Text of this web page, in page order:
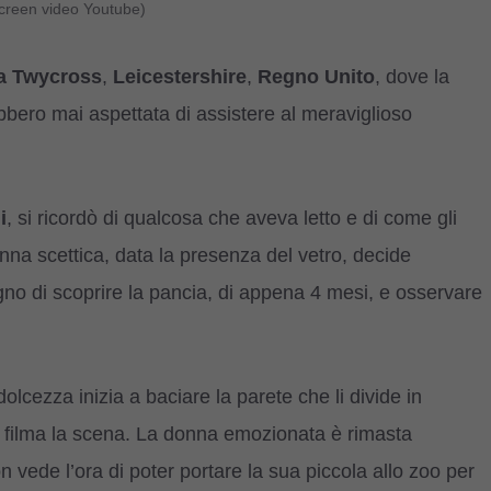
video Youtube)
Twycross, Leicestershire, Regno Unito, dove la
mai aspettata di assistere al meraviglioso
, si ricordò di qualcosa che aveva letto e di come gli
scettica, data la presenza del vetro, decide
di scoprire la pancia, di appena 4 mesi, e osservare
inizia a baciare la parete che li divide in
la scena. La donna emozionata è rimasta
l’ora di poter portare la sua piccola allo zoo per